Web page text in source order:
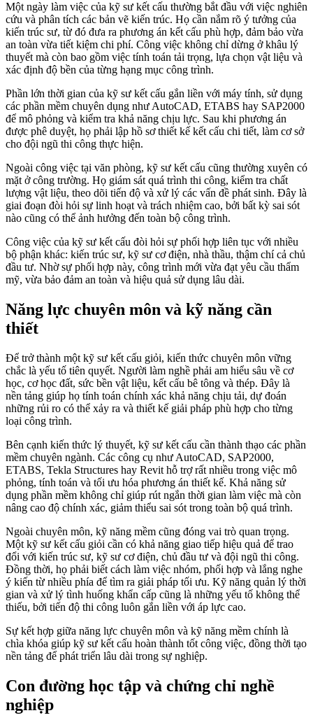
Một ngày làm việc của kỹ sư kết cấu thường bắt đầu với việc nghiên
cứu và phân tích các bản vẽ kiến trúc. Họ cần nắm rõ ý tưởng của
kiến trúc sư, từ đó đưa ra phương án kết cấu phù hợp, đảm bảo vừa
an toàn vừa tiết kiệm chi phí. Công việc không chỉ dừng ở khâu lý
thuyết mà còn bao gồm việc tính toán tải trọng, lựa chọn vật liệu và
xác định độ bền của từng hạng mục công trình.
Phần lớn thời gian của kỹ sư kết cấu gắn liền với máy tính, sử dụng
các phần mềm chuyên dụng như AutoCAD, ETABS hay SAP2000
để mô phỏng và kiểm tra khả năng chịu lực. Sau khi phương án
được phê duyệt, họ phải lập hồ sơ thiết kế kết cấu chi tiết, làm cơ sở
cho đội ngũ thi công thực hiện.
Ngoài công việc tại văn phòng, kỹ sư kết cấu cũng thường xuyên có
mặt ở công trường. Họ giám sát quá trình thi công, kiểm tra chất
lượng vật liệu, theo dõi tiến độ và xử lý các vấn đề phát sinh. Đây là
giai đoạn đòi hỏi sự linh hoạt và trách nhiệm cao, bởi bất kỳ sai sót
nào cũng có thể ảnh hưởng đến toàn bộ công trình.
Công việc của kỹ sư kết cấu đòi hỏi sự phối hợp liên tục với nhiều
bộ phận khác: kiến trúc sư, kỹ sư cơ điện, nhà thầu, thậm chí cả chủ
đầu tư. Nhờ sự phối hợp này, công trình mới vừa đạt yêu cầu thẩm
mỹ, vừa bảo đảm an toàn và hiệu quả sử dụng lâu dài.
Năng lực chuyên môn và kỹ năng cần
thiết
Để trở thành một kỹ sư kết cấu giỏi, kiến thức chuyên môn vững
chắc là yếu tố tiên quyết. Người làm nghề phải am hiểu sâu về cơ
học, cơ học đất, sức bền vật liệu, kết cấu bê tông và thép. Đây là
nền tảng giúp họ tính toán chính xác khả năng chịu tải, dự đoán
những rủi ro có thể xảy ra và thiết kế giải pháp phù hợp cho từng
loại công trình.
Bên cạnh kiến thức lý thuyết, kỹ sư kết cấu cần thành thạo các phần
mềm chuyên ngành. Các công cụ như AutoCAD, SAP2000,
ETABS, Tekla Structures hay Revit hỗ trợ rất nhiều trong việc mô
phỏng, tính toán và tối ưu hóa phương án thiết kế. Khả năng sử
dụng phần mềm không chỉ giúp rút ngắn thời gian làm việc mà còn
nâng cao độ chính xác, giảm thiểu sai sót trong toàn bộ quá trình.
Ngoài chuyên môn, kỹ năng mềm cũng đóng vai trò quan trọng.
Một kỹ sư kết cấu giỏi cần có khả năng giao tiếp hiệu quả để trao
đổi với kiến trúc sư, kỹ sư cơ điện, chủ đầu tư và đội ngũ thi công.
Đồng thời, họ phải biết cách làm việc nhóm, phối hợp và lắng nghe
ý kiến từ nhiều phía để tìm ra giải pháp tối ưu. Kỹ năng quản lý thời
gian và xử lý tình huống khẩn cấp cũng là những yếu tố không thể
thiếu, bởi tiến độ thi công luôn gắn liền với áp lực cao.
Sự kết hợp giữa năng lực chuyên môn và kỹ năng mềm chính là
chìa khóa giúp kỹ sư kết cấu hoàn thành tốt công việc, đồng thời tạo
nền tảng để phát triển lâu dài trong sự nghiệp.
Con đường học tập và chứng chỉ nghề
nghiệp